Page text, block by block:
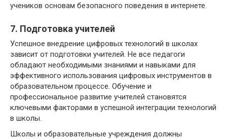
учеников основам безопасного поведения в интернете.
7. Подготовка учителей
Успешное внедрение цифровых технологий в школах
зависит от подготовки учителей. Не все педагоги
обладают необходимыми знаниями и навыками для
эффективного использования цифровых инструментов в
образовательном процессе. Обучение и
профессиональное развитие учителей становятся
ключевыми факторами в успешной интеграции технологий
в школы.
Школы и образовательные учреждения должны